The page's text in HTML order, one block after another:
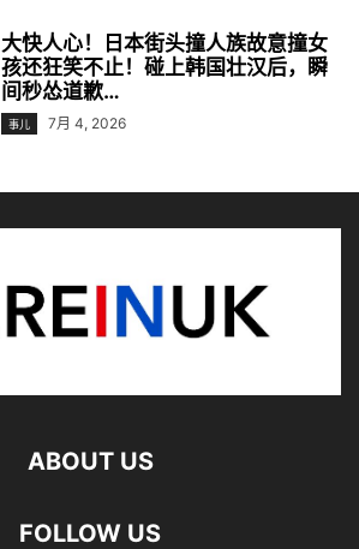
大快人心！日本街头撞人族故意撞女
孩还狂笑不止！碰上韩国壮汉后，瞬
间秒怂道歉…
事儿 7月 4, 2026
ABOUT US
FOLLOW US